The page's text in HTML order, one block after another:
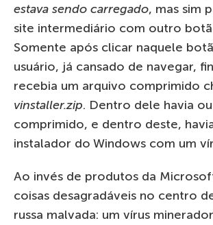
estava sendo carregado, mas sim
site intermediário com outro
Somente após clicar naquele
usuário, já cansado de navegar,
recebia um arquivo comprimido
vinstaller.zip. Dentro dele havia
comprimido, e dentro deste,
instalador do Windows com um
Ao invés de produtos da
coisas desagradáveis no centro
russa malvada: um vírus